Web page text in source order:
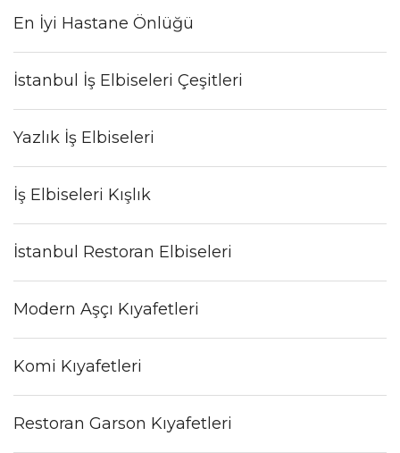
En İyi Hastane Önlüğü
İstanbul İş Elbiseleri Çeşitleri
Yazlık İş Elbiseleri
İş Elbiseleri Kışlık
İstanbul Restoran Elbiseleri
Modern Aşçı Kıyafetleri
Komi Kıyafetleri
Restoran Garson Kıyafetleri